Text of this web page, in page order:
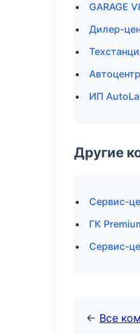
GARAGE
Дилер-
ИП
Другие
Сервис-
ГК
Сервис-
← Все